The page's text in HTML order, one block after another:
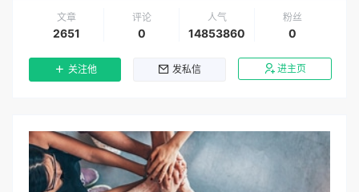
文章
2651
评论
0
人气
14853860
粉丝
0
关注他 发私信 进主页